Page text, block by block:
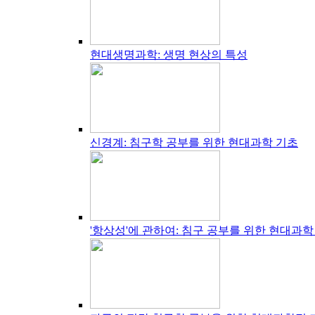
현대생명과학: 생명 현상의 특성
신경계: 침구학 공부를 위한 현대과학 기초
'항상성'에 관하여: 침구 공부를 위한 현대과